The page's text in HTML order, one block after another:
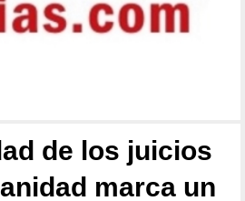
de los juicios
marca un